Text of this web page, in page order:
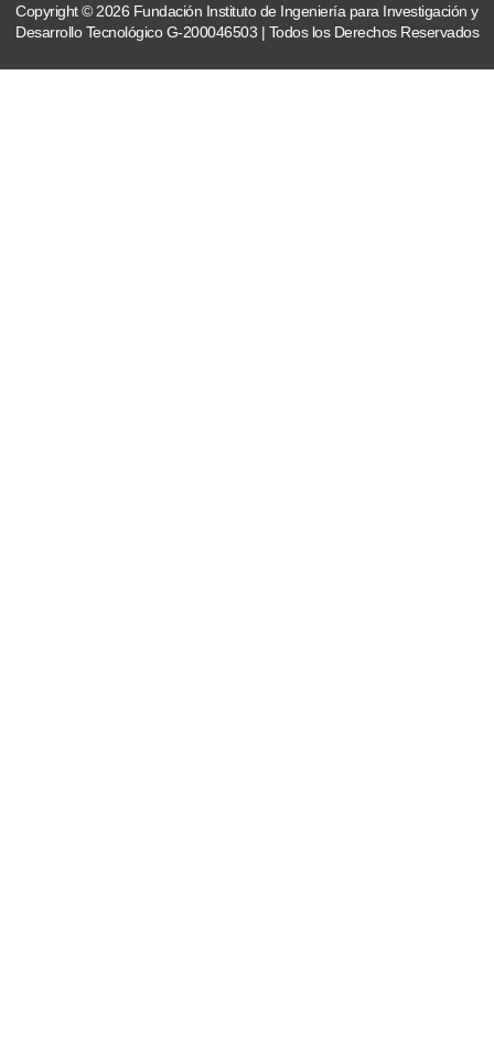
Copyright © 2026 Fundación Instituto de Ingeniería para Investigación y
Desarrollo Tecnológico G-200046503 | Todos los Derechos Reservados